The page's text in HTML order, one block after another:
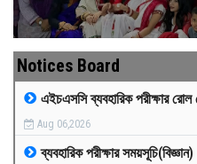
ACADEMICS
GALLERY
MEDIA
Notices Board
এইচএসসি ব্যবহারিক পরীক্ষার রোল
Aug 06,2026
ব্যবহারিক পরীক্ষার সময়সূচি(বিজ্ঞান)